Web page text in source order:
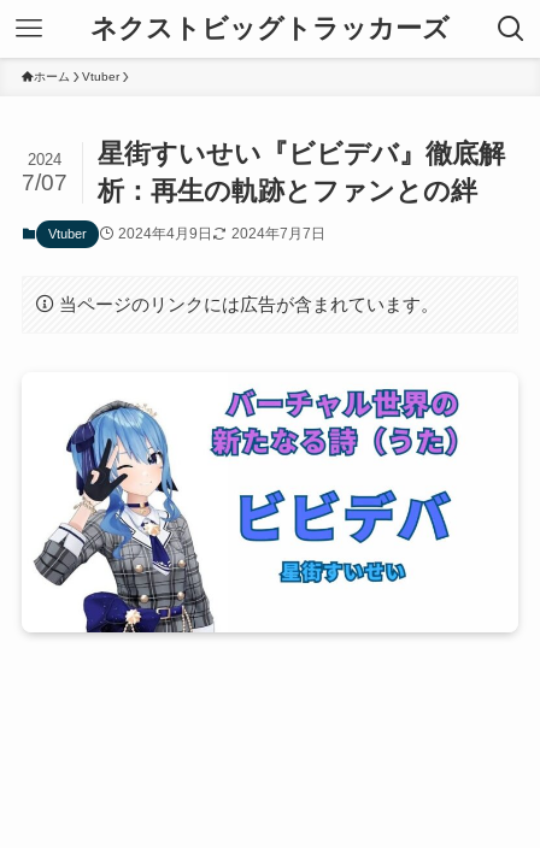
ネクストビッグトラッカーズ
ホーム Vtuber
星街すいせい『ビビデバ』徹底解
析：再生の軌跡とファンとの絆
2024
7/07
Vtuber 2024年4月9日 2024年7月7日
当ページのリンクには広告が含まれています。